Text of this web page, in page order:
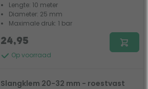
Lengte: 10 meter
Diameter: 25 mm
Maximale druk: 1 bar
Op voorraad
24,95
Slangklem 20-32 mm - roestvast